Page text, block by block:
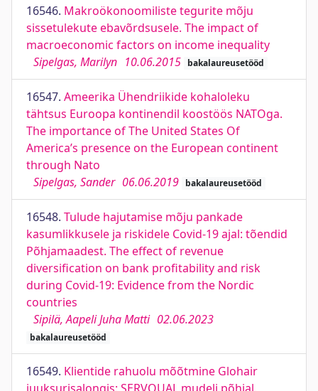
16546. Makroökonoomiliste tegurite mõju
sissetulekute ebavõrdsusele. The impact of
macroeconomic factors on income inequality
Sipelgas, Marilyn 10.06.2015 bakalaureusetööd
16547. Ameerika Ühendriikide kohaloleku
tähtsus Euroopa kontinendil koostöös NATOga.
The importance of The United States Of
America’s presence on the European continent
through Nato
Sipelgas, Sander 06.06.2019 bakalaureusetööd
16548. Tulude hajutamise mõju pankade
kasumlikkusele ja riskidele Covid-19 ajal: tõendid
Põhjamaadest. The effect of revenue
diversification on bank profitability and risk
during Covid-19: Evidence from the Nordic
countries
Sipilä, Aapeli Juha Matti 02.06.2023
bakalaureusetööd
16549. Klientide rahuolu mõõtmine Glohair